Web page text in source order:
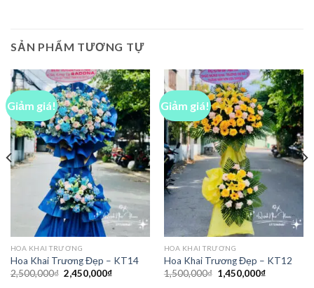
SẢN PHẨM TƯƠNG TỰ
Giảm giá!
HOA KHAI TRƯƠNG
Hoa Khai Trương Đẹp – KT14
2,500,000₫ Giá
gốc
2,450,000₫Giá
Giảm giá!
HOA KHAI TRƯƠNG
Hoa Khai Trương Đẹp – KT12
1,500,000₫ Giá
gốc
1,450,000₫Giá